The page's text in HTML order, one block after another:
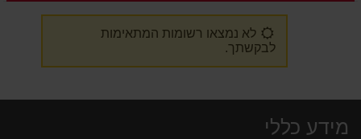
לא נמצאו רשומות המתאימות
לבקשתך.
מידע כללי